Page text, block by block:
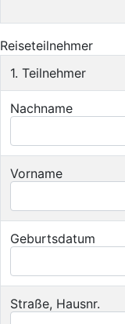
Reiseteilnehmer
1. Teilnehmer
Nachname
Vorname
Geburtsdatum
Straße, Hausnr.